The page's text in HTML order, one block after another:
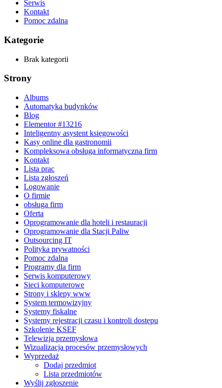
Serwis
Kontakt
Pomoc zdalna
Kategorie
Brak kategorii
Strony
Albums
Automatyka budynków
Blog
Elementor #13216
Inteligentny asystent księgowości
Kasy online dla gastronomii
Kompleksowa obsługa informatyczna firm
Kontakt
Lista prac
Lista zgłoszeń
Logowanie
O firmie
obsługa firm
Oferta
Oprogramowanie dla hoteli i restauracji
Oprogramowanie dla Stacji Paliw
Outsourcing IT
Polityka prywatności
Pomoc zdalna
Programy dla firm
Serwis komputerowy
Sieci komputerowe
Strony i sklepy www
System termowizyjny
Systemy fiskalne
Systemy rejestracji czasu i kontroli dostępu
Szkolenie KSEF
Telewizja przemysłowa
Wizualizacja procesów przemysłowych
Wyprzedaż
Dodaj przedmiot
Lista przedmiotów
Wyślij zgłoszenie